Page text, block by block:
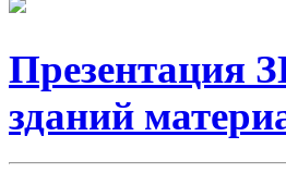
Презентация
зданий